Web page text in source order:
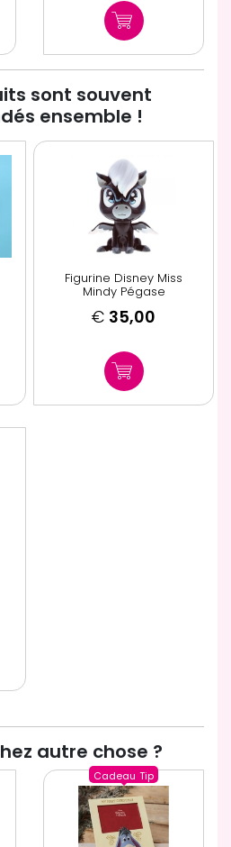
sont souvent
ensemble !
Figurine Disney Miss
Mindy Pégase
€ 35,00
autre chose ?
Cadeau Tip